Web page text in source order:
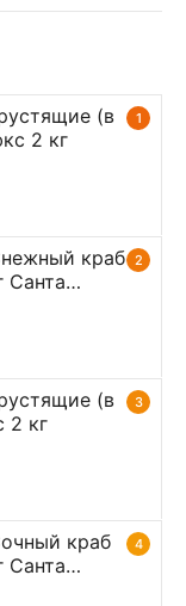
1
(в
2 кг
2
краб
Санта
3
(в
2 кг
4
краб
Санта